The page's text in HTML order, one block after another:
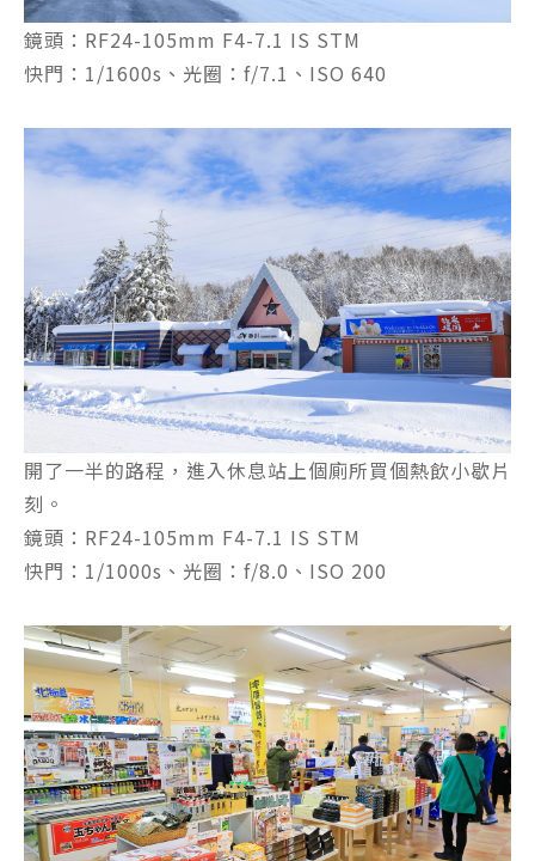
鏡頭：RF24-105mm F4-7.1 IS STM
快門：1/1600s、光圈：f/7.1、ISO 640
開了一半的路程，進入休息站上個廁所買個熱飲小歇片
刻。
鏡頭：RF24-105mm F4-7.1 IS STM
快門：1/1000s、光圈：f/8.0、ISO 200